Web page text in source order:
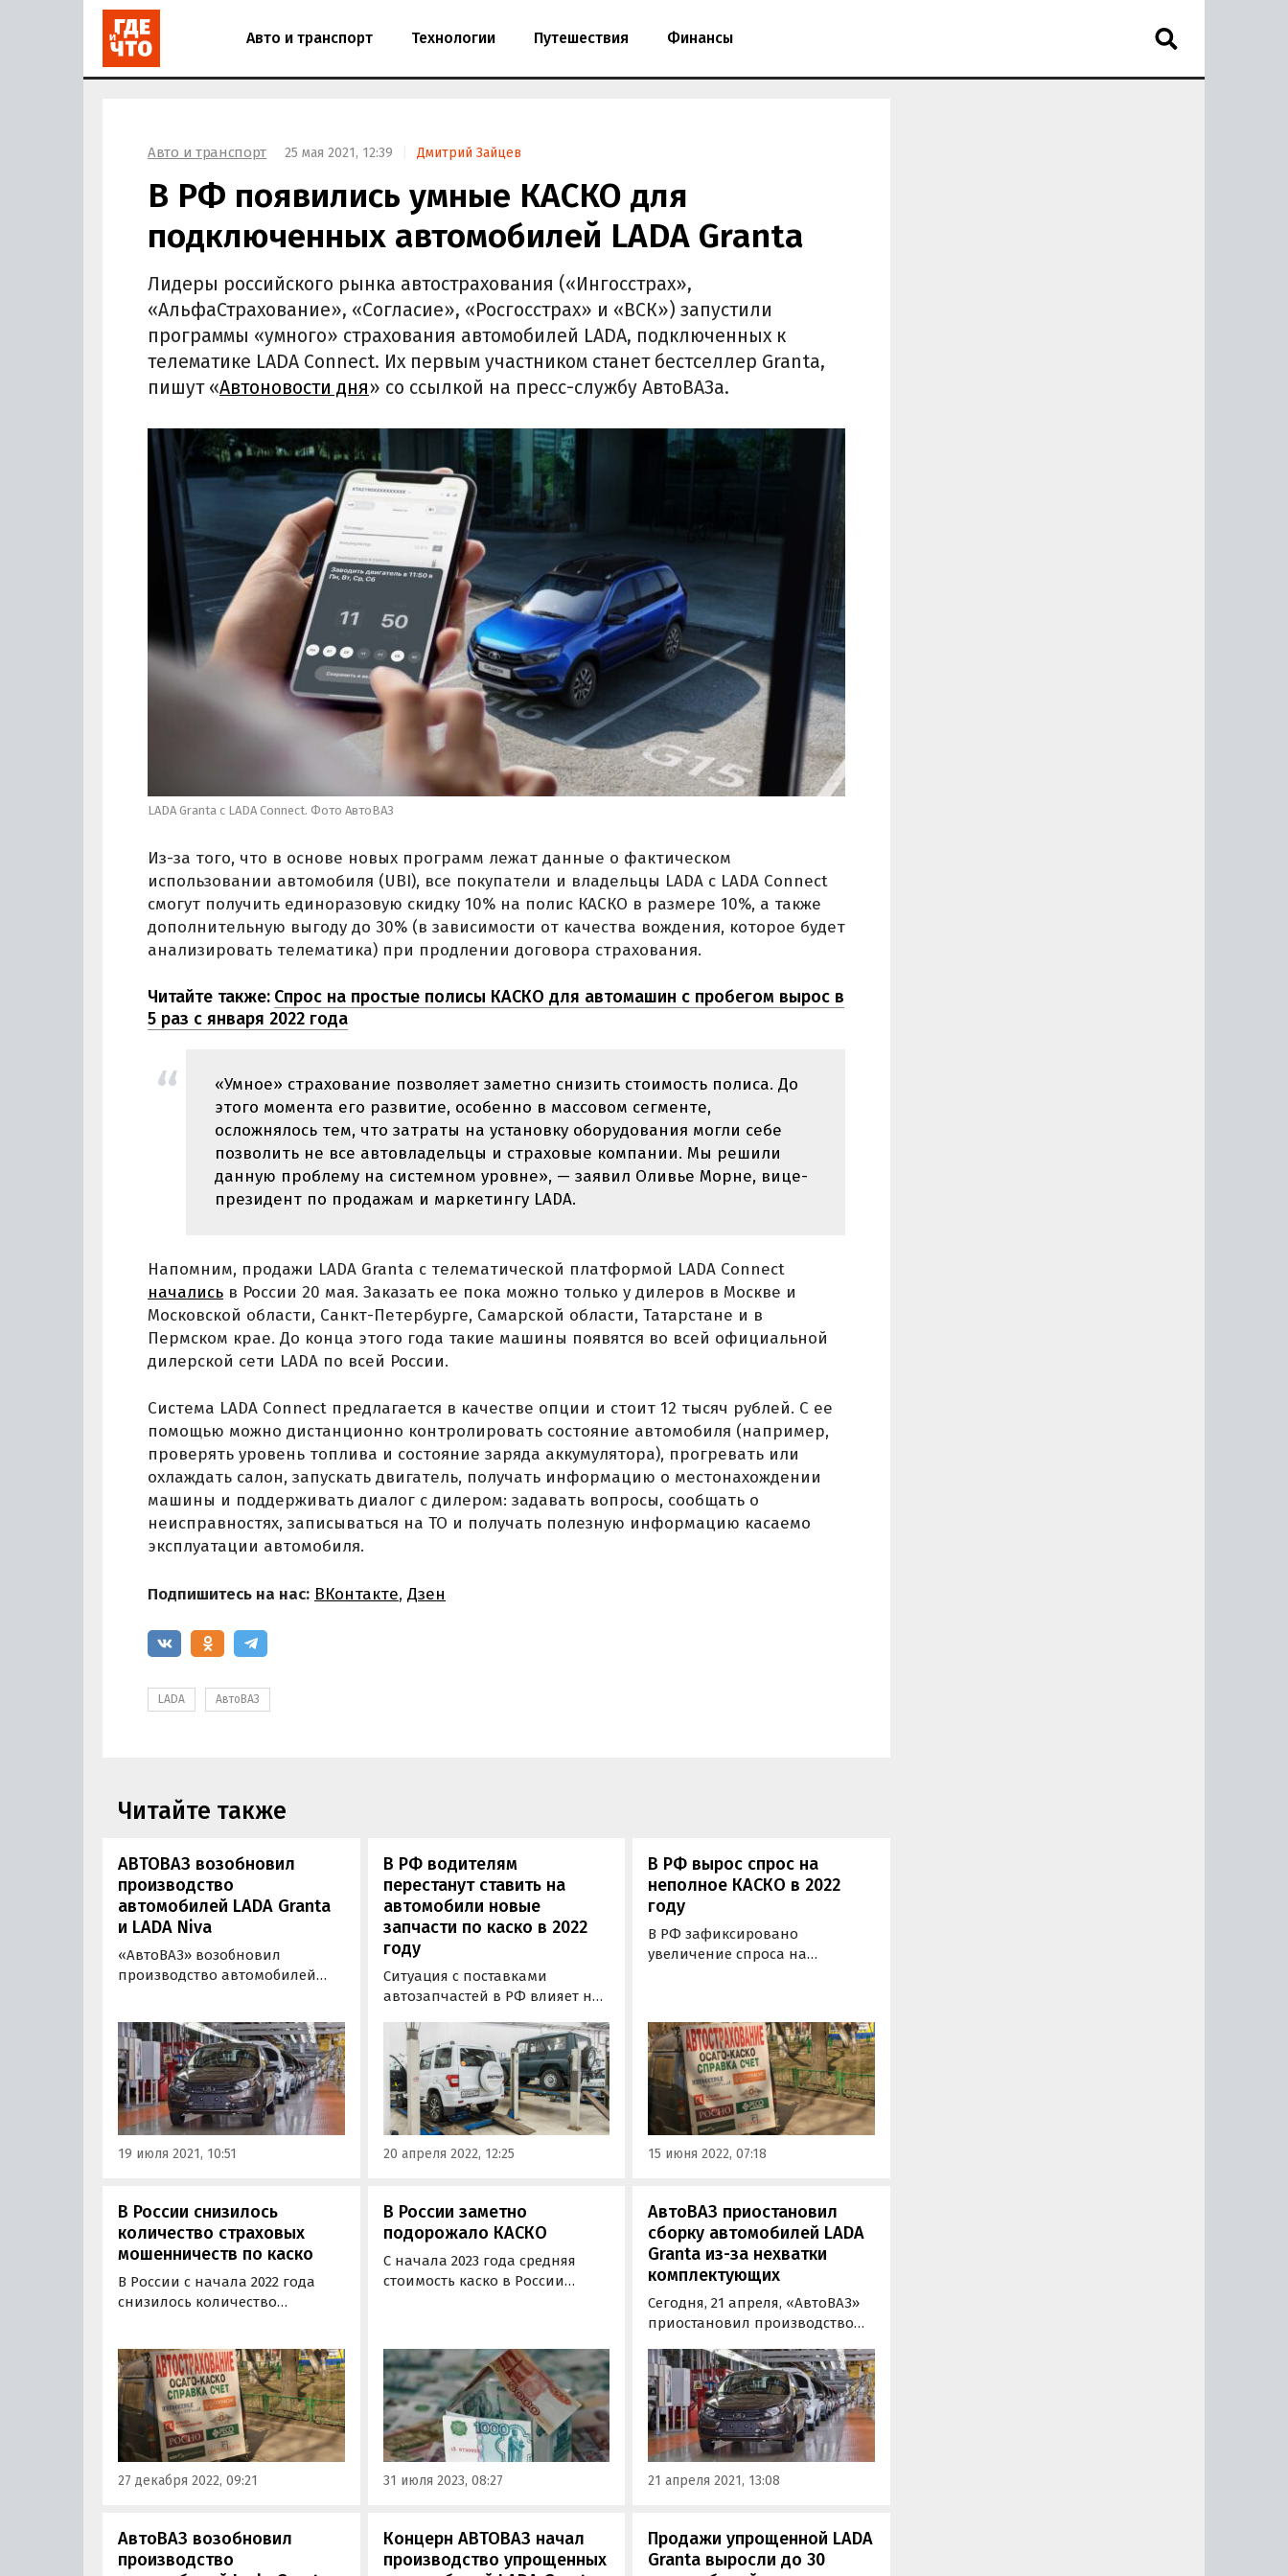
Авто и транспорт Технологии Путешествия Финансы
Авто и транспорт 25 мая 2021, 12:39 Дмитрий Зайцев
В РФ появились умные КАСКО для
подключенных автомобилей LADA Granta
Лидеры российского рынка автострахования («Ингосстрах»,
«АльфаСтрахование», «Согласие», «Росгосстрах» и «ВСК») запустили
программы «умного» страхования автомобилей LADA, подключенных к
телематике LADA Connect. Их первым участником станет бестселлер Granta,
пишут «Автоновости дня» со ссылкой на пресс-службу АвтоВАЗа.
LADA Granta с LADA Connect. Фото АвтоВАЗ
Из-за того, что в основе новых программ лежат данные о фактическом
использовании автомобиля (UBI), все покупатели и владельцы LADA с LADA Connect
смогут получить единоразовую скидку 10% на полис КАСКО в размере 10%, а также
дополнительную выгоду до 30% (в зависимости от качества вождения, которое будет
анализировать телематика) при продлении договора страхования.
Читайте также: Спрос на простые полисы КАСКО для автомашин с пробегом вырос в
5 раз с января 2022 года
«Умное» страхование позволяет заметно снизить стоимость полиса. До
этого момента его развитие, особенно в массовом сегменте,
осложнялось тем, что затраты на установку оборудования могли себе
позволить не все автовладельцы и страховые компании. Мы решили
данную проблему на системном уровне», — заявил Оливье Морне, вице-
президент по продажам и маркетингу LADA.
Напомним, продажи LADA Granta с телематической платформой LADA Connect
начались в России 20 мая. Заказать ее пока можно только у дилеров в Москве и
Московской области, Санкт-Петербурге, Самарской области, Татарстане и в
Пермском крае. До конца этого года такие машины появятся во всей официальной
дилерской сети LADA по всей России.
Система LADA Connect предлагается в качестве опции и стоит 12 тысяч рублей. С ее
помощью можно дистанционно контролировать состояние автомобиля (например,
проверять уровень топлива и состояние заряда аккумулятора), прогревать или
охлаждать салон, запускать двигатель, получать информацию о местонахождении
машины и поддерживать диалог с дилером: задавать вопросы, сообщать о
неисправностях, записываться на ТО и получать полезную информацию касаемо
эксплуатации автомобиля.
Подпишитесь на нас: ВКонтакте, Дзен
LADA АвтоВАЗ
Читайте также
АВТОВАЗ возобновил
производство
автомобилей LADA Granta
и LADA Niva
«АвтоВАЗ» возобновил
производство автомобилей
минувшую пятницу, 16 июля,
из-за нехватки электронных
компонентов. Об этом пишут
«РИА Новости» со ссылкой на
официального представителя
компании.
19 июля 2021, 10:51
В РФ водителям
перестанут ставить на
автомобили новые
запчасти по каско в 2022
году
Ситуация с поставками
автозапчастей в РФ влияет не
страховых компаний, которые
вынуждены подстраиваться
под обстоятельства буквально
«в реальном времени».
20 апреля 2022, 12:25
В РФ вырос спрос на
неполное КАСКО в 2022
году
В РФ зафиксировано
увеличение спроса на
страховых услуг «Страховка.ру».
Как рассказали представители
интернет-сервиса, число
запросов на покупку КАСКО
только от угона и…
15 июня 2022, 07:18
В России снизилось
количество страховых
мошенничеств по каско
В России с начала 2022 года
снизилось количество
выводу пришел Всероссийский
союз страховщиков (ВСС),
проанализировав данные за
январь — сентябрь нынешнего
года, пишет «Коммерсантъ».
27 декабря 2022, 09:21
В России заметно
подорожало КАСКО
С начала 2023 года средняя
стоимость каско в России
крупнейших отечественных
страховых компаний.
31 июля 2023, 08:27
АвтоВАЗ приостановил
сборку автомобилей LADA
Granta из-за нехватки
комплектующих
Сегодня, 21 апреля, «АвтоВАЗ»
приостановил производство
Granta. Как сообщают
«Автоновости дня» со ссылкой
на «Avtograd News», причиной
остановки конвейера стало
«отсутствие некоторых
комплектующих».
21 апреля 2021, 13:08
АвтоВАЗ возобновил
производство
Концерн АВТОВАЗ начал
производство упрощенных
Продажи упрощенной LADA
Granta выросли до 30